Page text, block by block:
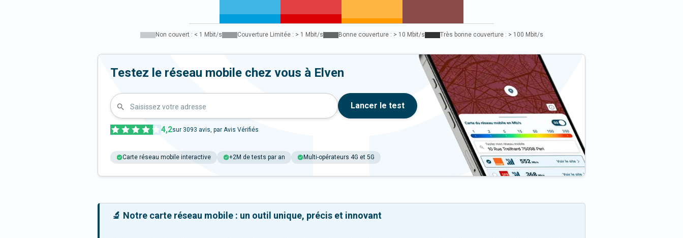
Non couvert : < 1 Mbit/s Couverture Limitée : > 1 Mbit/s Bonne couverture : > 10 Mbit/s Très bonne couverture : > 100 Mbit/s
Testez le réseau mobile chez vous à Elven
Saisissez votre adresse Lancer le test
4,2sur 3093 avis, par Avis Vérifiés
Carte réseau mobile interactive +2M de tests par an Multi-opérateurs 4G et 5G
🔬 Notre carte réseau mobile : un outil unique, précis et innovant